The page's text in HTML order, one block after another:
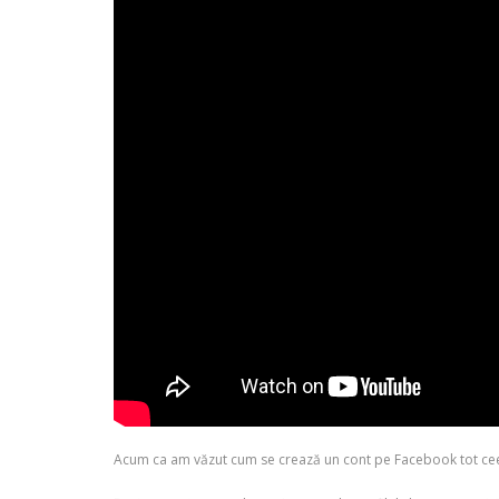
Acum ca am văzut cum se crează un cont pe Facebook tot